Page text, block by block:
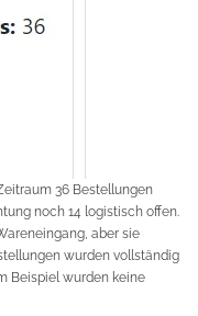
36 Bestellungen
noch 14 logistisch offen.
aber sie
wurden vollständig
Beispiel wurden keine